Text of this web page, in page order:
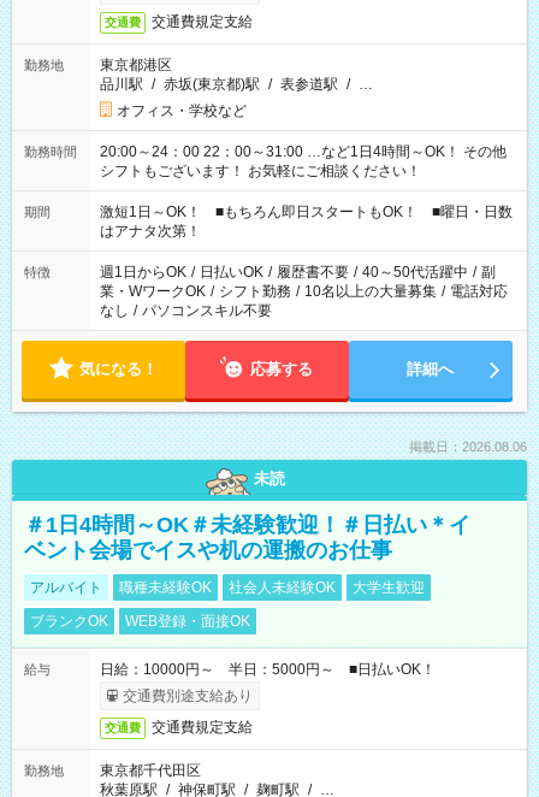
交通費 交通費規定支給
勤務地
東京都港区
品川駅 / 赤坂(東京都)駅 / 表参道駅 / …
オフィス・学校など
勤務時間
20:00～24：00 22：00～31:00 …など1日4時間～OK！ その他
シフトもございます！ お気軽にご相談ください！
期間
激短1日～OK！ ■もちろん即日スタートもOK！ ■曜日・日数
はアナタ次第！
特徴 週1日からOK / 日払いOK / 履歴書不要 / 40～50代活躍中 / 副
業・WワークOK / シフト勤務 / 10名以上の大量募集 / 電話対応
なし / パソコンスキル不要
気になる！ 応募する 詳細へ
掲載日：2026.08.06
未読
＃1日4時間～OK＃未経験歓迎！＃日払い＊イ
ベント会場でイスや机の運搬のお仕事
アルバイト 職種未経験OK 社会人未経験OK
大学生歓迎
ブランクOK
WEB登録・面接OK
給与
日給：10000円～ 半日：5000円～ ■日払いOK！
交通費別途支給あり
交通費 交通費規定支給
勤務地
東京都千代田区
秋葉原駅 / 神保町駅 / 麹町駅 / …